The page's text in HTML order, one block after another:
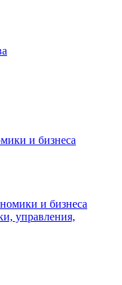
и бизнеса
управления,